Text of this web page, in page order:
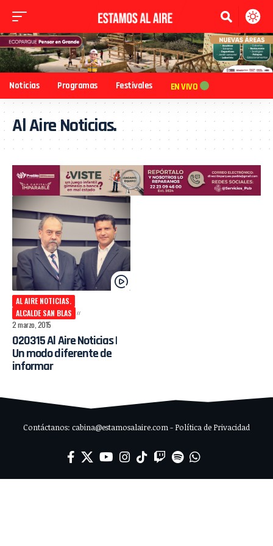
Noticias Programas Festivales EN VIVO
Al Aire Noticias.
AL AIRE NOTICIAS.
ALCALDE SAN BLAS
2 marzo, 2015
020315 Al Aire Noticias |
Un modo diferente de
informar
Contáctanos: cabina@estamosalaire.com - Política de Privacidad